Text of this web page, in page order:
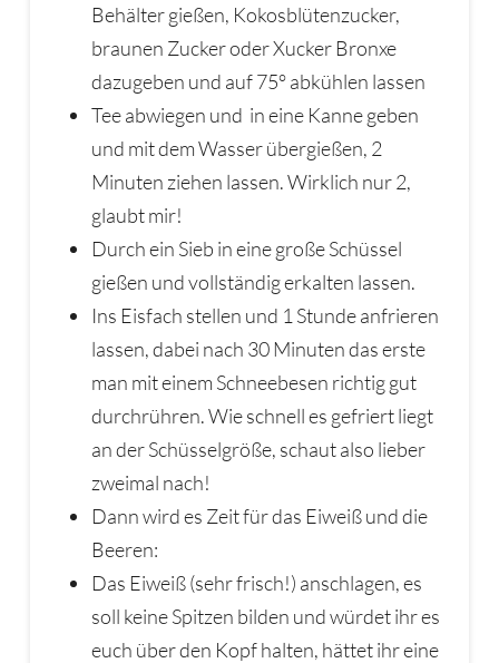
Behälter gießen, Kokosblütenzucker,
braunen Zucker oder Xucker Bronxe
dazugeben und auf 75° abkühlen lassen
Tee abwiegen und in eine Kanne geben
und mit dem Wasser übergießen, 2
Minuten ziehen lassen. Wirklich nur 2,
glaubt mir!
Durch ein Sieb in eine große Schüssel
gießen und vollständig erkalten lassen.
Ins Eisfach stellen und 1 Stunde anfrieren
lassen, dabei nach 30 Minuten das erste
man mit einem Schneebesen richtig gut
durchrühren. Wie schnell es gefriert liegt
an der Schüsselgröße, schaut also lieber
zweimal nach!
Dann wird es Zeit für das Eiweiß und die
Beeren:
Das Eiweiß (sehr frisch!) anschlagen, es
soll keine Spitzen bilden und würdet ihr es
euch über den Kopf halten, hättet ihr eine